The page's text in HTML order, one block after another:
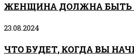
ЖЕНЩИНА ДОЛЖНА БЫТЬ
23.08.2024
ЧТО БУДЕТ, КОГДА ВЫ